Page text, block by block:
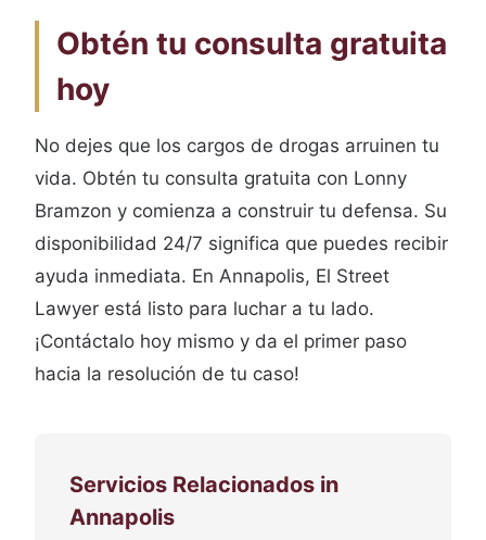
Obtén tu consulta gratuita
hoy
No dejes que los cargos de drogas arruinen tu
vida. Obtén tu consulta gratuita con Lonny
Bramzon y comienza a construir tu defensa. Su
disponibilidad 24/7 significa que puedes recibir
ayuda inmediata. En Annapolis, El Street
Lawyer está listo para luchar a tu lado.
¡Contáctalo hoy mismo y da el primer paso
hacia la resolución de tu caso!
Servicios Relacionados in
Annapolis